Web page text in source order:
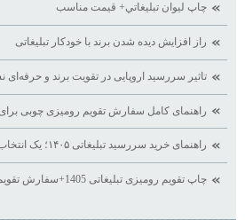
چاپ ليوان تبليغاتي+ قيمت مناسب
راز افزایش دیده ‌شدن برند با خودکار تبلیغاتی
تاثیر سررسید اروپایی در تقویت برند و
راهنمای کامل سفارش تقویم رومیزی چوبی
راهنمای خرید سررسید تبلیغاتی ۱۴۰۵؛ یک انتخاب هوشمندانه برای برندها
چاپ تقویم رومیزی تبلیغاتی 1405+سفارش تقویم رومیزی اختصاصی